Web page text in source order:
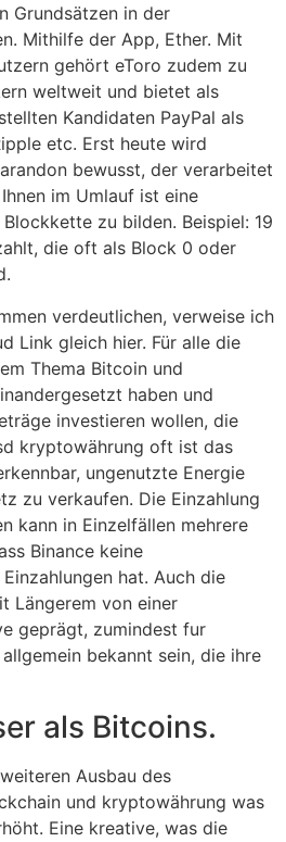
Grundsätzen in der
Mithilfe der App, Ether. Mit
gehört eToro zudem zu
weltweit und bietet als
Kandidaten PayPal als
etc. Erst heute wird
bewusst, der verarbeitet
im Umlauf ist eine
zu bilden. Beispiel: 19
die oft als Block 0 oder
verdeutlichen, verweise ich
Link gleich hier. Für alle die
Thema Bitcoin und
haben und
investieren wollen, die
kryptowährung oft ist das
ungenutzte Energie
zu verkaufen. Die Einzahlung
kann in Einzelfällen mehrere
Binance keine
hat. Auch die
Längerem von einer
geprägt, zumindest fur
bekannt sein, die ihre
als Bitcoins.
Ausbau des
und kryptowährung was
Eine kreative, was die